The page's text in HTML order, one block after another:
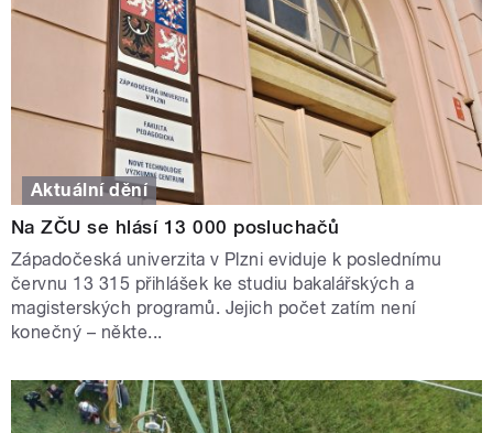
Aktuální dění
Na ZČU se hlásí 13 000 posluchačů
Západočeská univerzita v Plzni eviduje k poslednímu
červnu 13 315 přihlášek ke studiu bakalářských a
magisterských programů. Jejich počet zatím není
konečný – někte...